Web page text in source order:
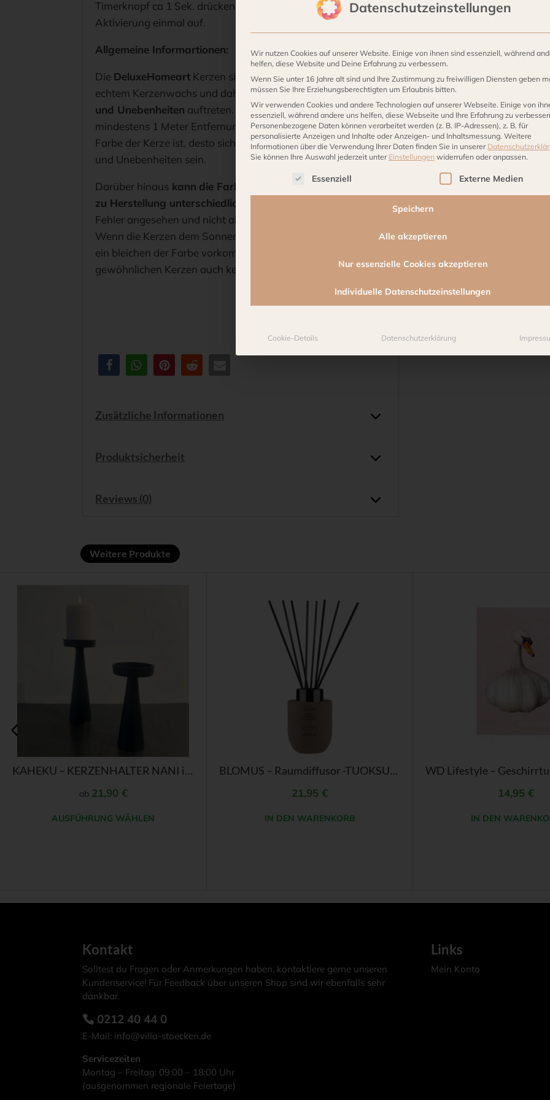
Timerknopf ca 1 Sek. drücken, die Kerze blinkt nach der
Aktivierung einmal auf.
Allgemeine Informartionen:
Die DeluxeHomeart Kerzen sind alle handgefertigt aus
echtem Kerzenwachs und daher könnenkleinere Kratzer
und Unebenheiten auftreten. Fehler müssen immer aus
mindestens 1 Meter Entfernung zu sehen sein. Je dunkler die
Farbe der Kerze ist, desto sichtbarer werden kleine Kratzer
und Unebenheiten sein.
Darüber hinaus kann die Farbe der Kerzen von Herstellung
zu Herstellung unterschiedlich sein
Fehler angesehen und nicht als Reklamation angenommen.
Wenn die Kerzen dem Sonnenlicht ausgesetzt werden, kann
ein bleichen der Farbe vorkommen, wie man es bei
gewöhnlichen Kerzen auch kennt.
Zusätzliche Informationen
Produktsicherheit
Reviews (0)
Weitere Produkte
KAHEKU – KERZENHALTER NANI in Schwarz
ab 21,90 €
AUSFÜHRUNG WÄHLEN
können
der
Produktseite
BLOMUS – Raumdiffusor -TUOKSU- Duft Wood – Größe 100 ml
21,95 €
IN DEN WARENKORB
14,95 €
IN DEN
Kontakt
Solltest du Fragen oder Anmerkungen haben, kontaktiere gerne unseren
Kundenservice! Für Feedback über unseren Shop sind wir ebenfalls sehr
dankbar.
0212 40 44 0
E-Mail: info@villa-stoecken.de
Servicezeiten
Montag – Freitag: 09:00 – 18:00 Uhr
(ausgenommen regionale Feiertage)
Links
Mein Konto
Datenschutzeinstellungen
Wir nutzen Cookies auf unserer Website. Einige von ihnen sind essenziell, während
helfen, diese Website und Deine Erfahrung zu verbessern.
Wenn Sie unter 16 Jahre alt sind und Ihre Zustimmung zu freiwilligen Diensten geben
müssen Sie Ihre Erziehungsberechtigten um Erlaubnis bitten.
Wir verwenden Cookies und andere Technologien auf unserer Webseite. Einige von
essenziell, während andere uns helfen, diese Webseite und Ihre Erfahrung zu
Personenbezogene Daten können verarbeitet werden (z. B. IP-Adressen), z. B. für
personalisierte Anzeigen und Inhalte oder Anzeigen- und Inhaltsmessung. Weitere
Informationen über die Verwendung Ihrer Daten finden Sie in unserer
Sie können Ihre Auswahl jederzeit unter Einstellungen widerrufen oder anpassen.
Es folgt eine Liste der Service-Gruppen, für die eine
Essenziell Externe Medien
Speichern
Alle akzeptieren
Nur essenzielle Cookies akzeptieren
Individuelle Datenschutzeinstellungen
Cookie-Details Datenschutzerklärung